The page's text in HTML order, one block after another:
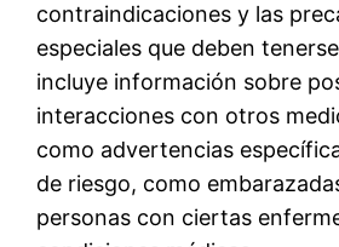
contraindicaciones y las
especiales que deben
incluye información sobre
interacciones con otros
como advertencias
de riesgo, como
personas con ciertas